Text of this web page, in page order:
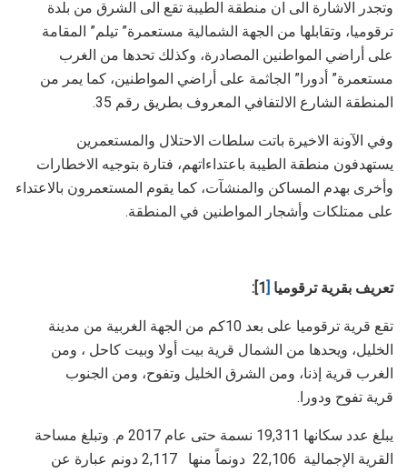
وتجدر الاشارة الى ان منطقة الطيبة تقع الى الشرق من بلدة
ترقوميا، وتقابلها من الجهة الشمالية مستعمرة” تيلم” المقامة
على أراضي المواطنين المصادرة، وكذلك تحدها من الغرب
مستعمرة” أدورا” الجاثمة على أراضي المواطنين، كما يمر من
المنطقة الشارع الالتفافي المعروف بطريق رقم 35.
وفي الآونة الاخيرة باتت سلطات الاحتلال والمستعمرين
يستهدفون منطقة الطيبة باعتداءاتهم، فتارة بتوجيه الاخطارات
وأخرى بهدم المساكن والمنشآت، كما يقوم المستعمرون بالاعتداء
على ممتلكات وأشجار المواطنين في المنطقة.
تعريف بقرية ترقوميا 1]
:
تقع قرية ترقوميا على بعد 10كم من الجهة الغربية من مدينة
الخليل، ويحدها من الشمال قرية بيت أولا وبيت كاحل ، ومن
الغرب قرية إذنا، ومن الشرق الخليل وتفوح، ومن الجنوب
قرية تفوح ودورا.
يبلغ عدد سكانها 19,311 نسمة حتى عام 2017 م. وتبلغ مساحة
القرية الإجمالية 22,106 دونماً منها 2,117 دونم عبارة عن